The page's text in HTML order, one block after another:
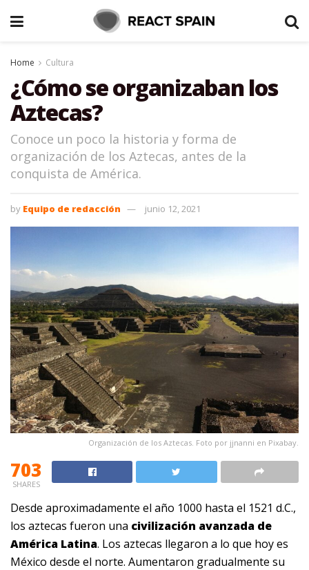
Home Cultura
¿Cómo se organizaban los
Aztecas?
Conoce un poco la historia y forma de
organización de los Aztecas, antes de la
conquista de América.
by Equipo de redacción junio 12, 2021
Organización de los Aztecas. Foto por jjnanni en Pixabay.
703
SHARES
Desde aproximadamente el año 1000 hasta el 1521 d.C.,
los aztecas fueron una civilización avanzada de
América Latina. Los aztecas llegaron a lo que hoy es
México desde el norte. Aumentaron gradualmente su